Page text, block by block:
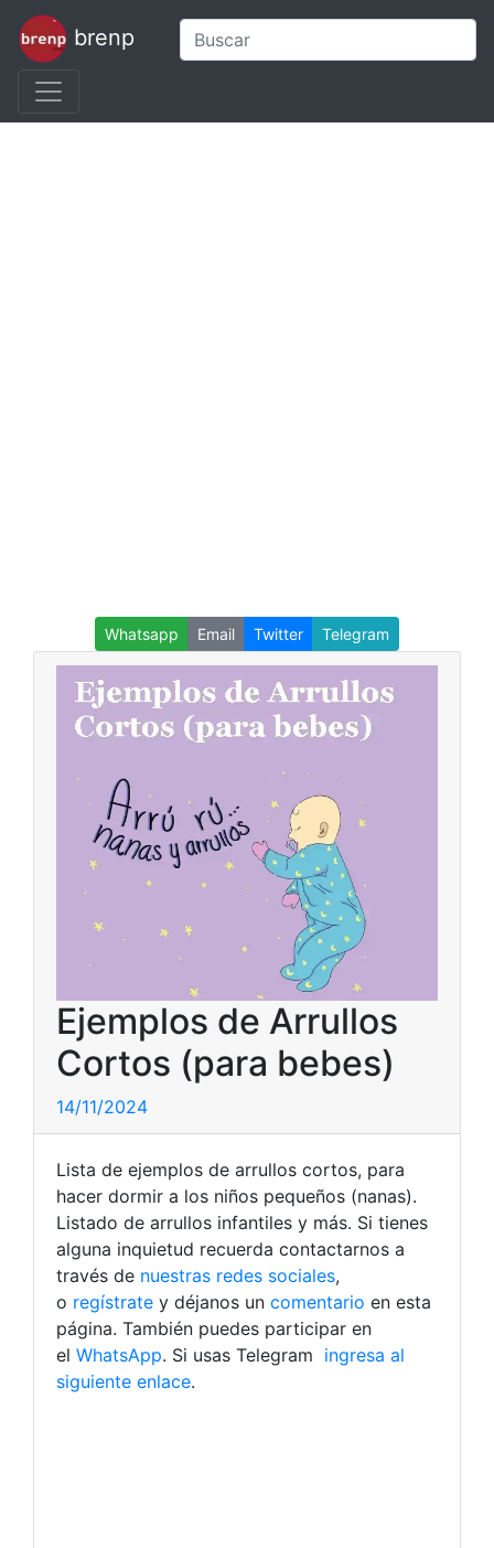
brenp
Whatsapp Email Twitter Telegram
Ejemplos de Arrullos
Cortos (para bebes)
14/11/2024
Lista de ejemplos de arrullos cortos, para
hacer dormir a los niños pequeños (nanas).
Listado de arrullos infantiles y más. Si tienes
alguna inquietud recuerda contactarnos a
través de nuestras redes sociales,
o regístrate y déjanos un comentario en esta
página. También puedes participar en
el WhatsApp. Si usas Telegram ingresa al
siguiente enlace.